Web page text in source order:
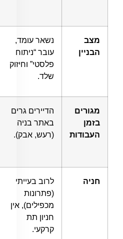
מצב
הבניין
נשאר עומד,
עובר “ניתוח
פלסטי” וחיזוק
שלד.
מגורים
בזמן
העבודות
הדיירים גרים
באתר בניה
(רעש, אבק).
חניה
לרוב בעייתי
(פתרונות
מכפילים), אין
חניון תת
קרקעי.